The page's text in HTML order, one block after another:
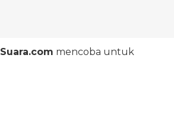
Suara.com mencoba untuk